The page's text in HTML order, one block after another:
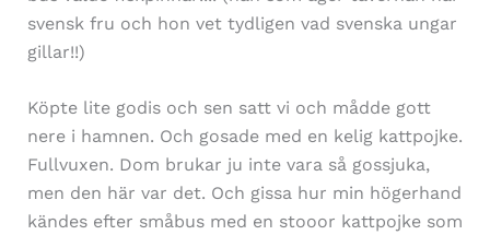
svensk fru och hon vet tydligen vad svenska ungar
gillar!!)
Köpte lite godis och sen satt vi och mådde gott
nere i hamnen. Och gosade med en kelig kattpojke.
Fullvuxen. Dom brukar ju inte vara så gossjuka,
men den här var det. Och gissa hur min högerhand
kändes efter småbus med en stooor kattpojke som